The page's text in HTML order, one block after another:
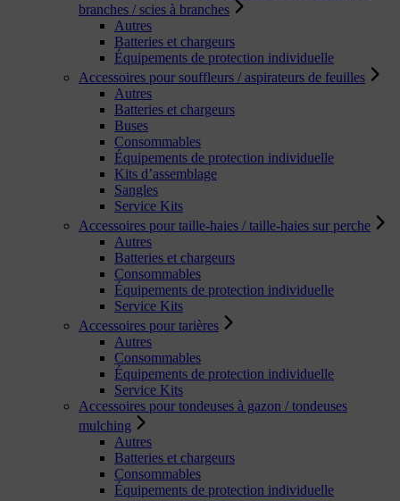
branches / scies à branches
Autres
Batteries et chargeurs
Équipements de protection individuelle
Accessoires pour souffleurs / aspirateurs de feuilles
Autres
Batteries et chargeurs
Buses
Consommables
Équipements de protection individuelle
Kits d’assemblage
Sangles
Service Kits
Accessoires pour taille-haies / taille-haies sur perche
Autres
Batteries et chargeurs
Consommables
Équipements de protection individuelle
Service Kits
Accessoires pour tarières
Autres
Consommables
Équipements de protection individuelle
Service Kits
Accessoires pour tondeuses à gazon / tondeuses
mulching
Autres
Batteries et chargeurs
Consommables
Équipements de protection individuelle